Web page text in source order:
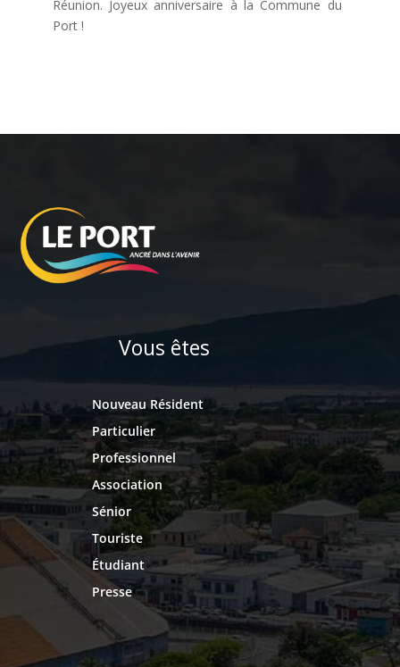
Réunion. Joyeux anniversaire à la Commune du
Port !
Vous êtes
Nouveau Résident
Particulier
Professionnel
Association
Sénior
Touriste
Étudiant
Presse